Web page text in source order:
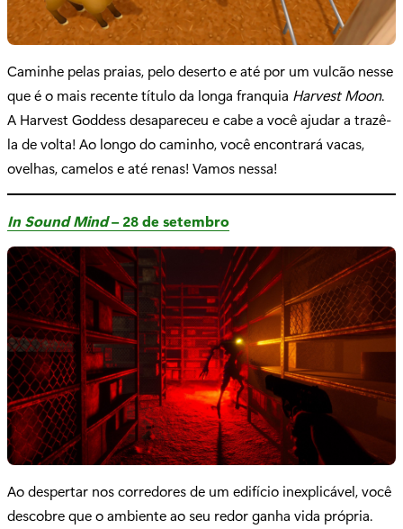
Caminhe pelas praias, pelo deserto e até por um vulcão nesse
que é o mais recente título da longa franquia Harvest Moon.
A Harvest Goddess desapareceu e cabe a você ajudar a trazê-
la de volta! Ao longo do caminho, você encontrará vacas,
ovelhas, camelos e até renas! Vamos nessa!
In Sound Mind– 28 de setembro
Ao despertar nos corredores de um edifício inexplicável, você
descobre que o ambiente ao seu redor ganha vida própria.